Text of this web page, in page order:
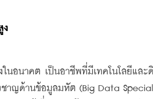
ง
นอนาคต เป็นอาชีพที่มีเทคโนโลยีและ
าญด้านข้อมูลมหัต (Big Data